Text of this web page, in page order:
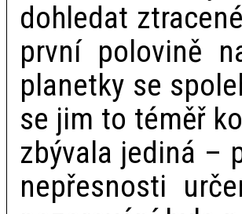
dohledat
první polovině
planetky se
se jim to téměř
zbývala jediná –
nepřesnosti